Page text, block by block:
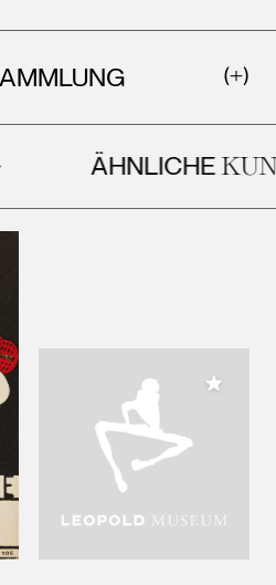
ÄHNLICHE
Sammlung hinzufügen
Meiner